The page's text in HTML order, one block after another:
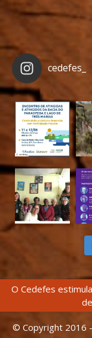
cedefes_
O Cedefes
© Copyright 2016